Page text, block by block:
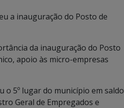
a inauguração do Posto de
da inauguração do Posto
apoio às micro-empresas
o 5º lugar do município em saldo
Geral de Empregados e